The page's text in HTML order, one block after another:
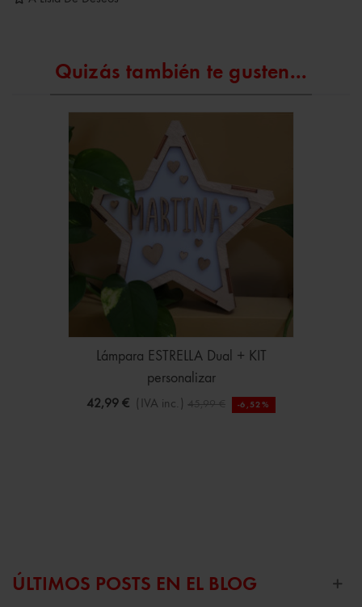
Quizás también te gusten...
Lámpara ESTRELLA Dual + KIT
personalizar
42,99 € (IVA inc.) 45,99 € -6,52%
ÚLTIMOS POSTS EN EL BLOG